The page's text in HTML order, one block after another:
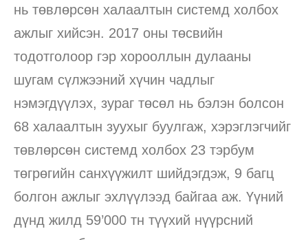
нь төвлөрсөн халаалтын системд холбох
ажлыг хийсэн. 2017 оны төсвийн
тодотголоор гэр хорооллын дулааны
шугам сүлжээний хүчин чадлыг
нэмэгдүүлэх, зураг төсөл нь бэлэн болсон
68 халаалтын зуухыг буулгаж, хэрэглэгчийг
төвлөрсөн системд холбох 23 тэрбум
төгрөгийн санхүүжилт шийдэгдэж, 9 багц
болгон ажлыг эхлүүлээд байгаа аж. Үүний
дүнд жилд 59’000 тн түүхий нүүрсний